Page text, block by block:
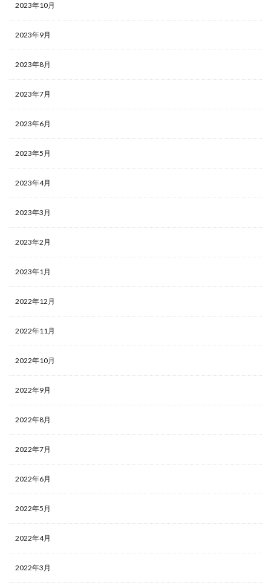
2023年10月
2023年9月
2023年8月
2023年7月
2023年6月
2023年5月
2023年4月
2023年3月
2023年2月
2023年1月
2022年12月
2022年11月
2022年10月
2022年9月
2022年8月
2022年7月
2022年6月
2022年5月
2022年4月
2022年3月